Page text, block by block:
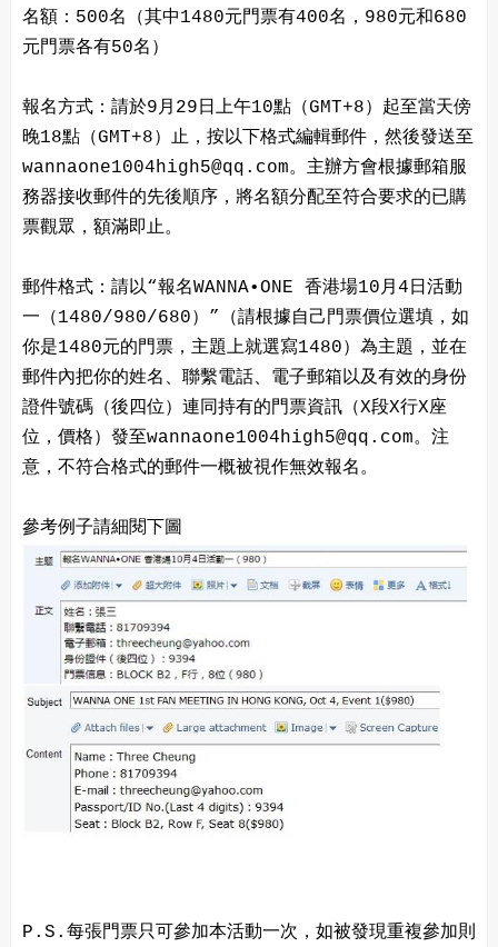
名額：500名（其中1480元門票有400名，980元和680
元門票各有50名）
報名方式：請於9月29日上午10點（GMT+8）起至當天傍
晚18點（GMT+8）止，按以下格式編輯郵件，然後發送至
wannaone1004high5@qq.com。主辦方會根據郵箱服
務器接收郵件的先後順序，將名額分配至符合要求的已購
票觀眾，額滿即止。
郵件格式：請以“報名WANNA•ONE 香港場10月4日活動
一（1480/980/680）”（請根據自己門票價位選填，如
你是1480元的門票，主題上就選寫1480）為主題，並在
郵件內把你的姓名、聯繫電話、電子郵箱以及有效的身份
證件號碼（後四位）連同持有的門票資訊（X段X行X座
位，價格）發至wannaone1004high5@qq.com。注
意，不符合格式的郵件一概被視作無效報名。
參考例子請細閱下圖
P.S.每張門票只可參加本活動一次，如被發現重複參加則